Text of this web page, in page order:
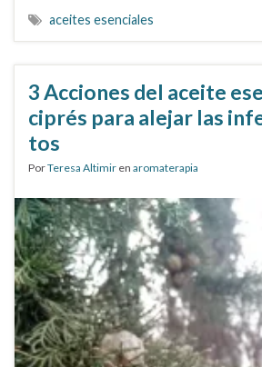
aceites esenciales
3 Acciones del aceite
ciprés para alejar las
tos
PorTeresa Altimir en aromaterapia